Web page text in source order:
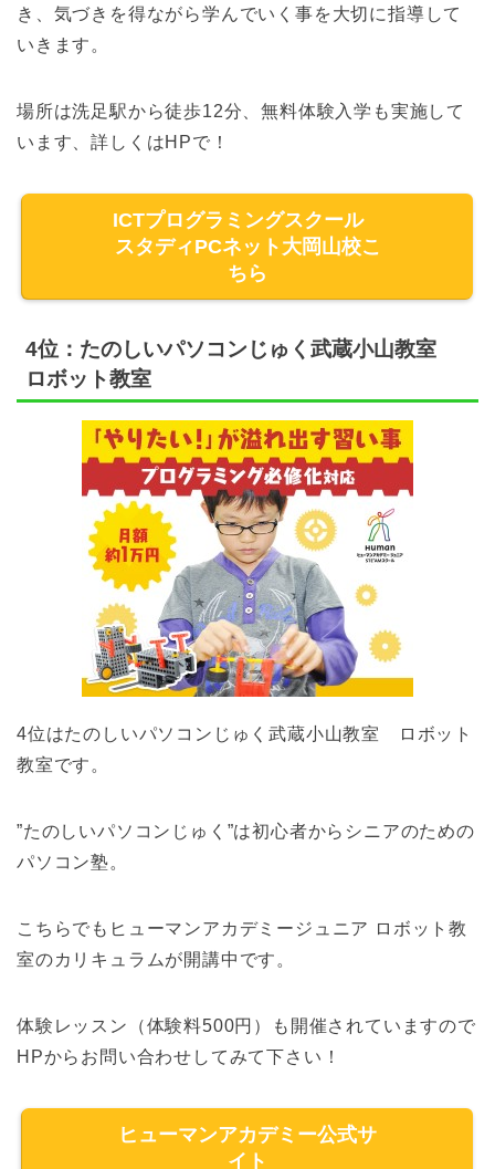
き、気づきを得ながら学んでいく事を大切に指導して
いきます。
場所は洗足駅から徒歩12分、無料体験入学も実施して
います、詳しくはHPで！
ICTプログラミングスクール
スタディPCネット大岡山校こ
ちら
4位：たのしいパソコンじゅく武蔵小山教室
ロボット教室
4位はたのしいパソコンじゅく武蔵小山教室 ロボット
教室です。
”たのしいパソコンじゅく”は初心者からシニアのための
パソコン塾。
こちらでもヒューマンアカデミージュニア ロボット教
室のカリキュラムが開講中です。
体験レッスン（体験料500円）も開催されていますので
HPからお問い合わせしてみて下さい！
ヒューマンアカデミー公式サ
イト